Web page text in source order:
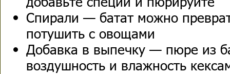
Спирали — батат можно
потушить с овощами
Добавка в выпечку — пюре из
воздушность и влажность